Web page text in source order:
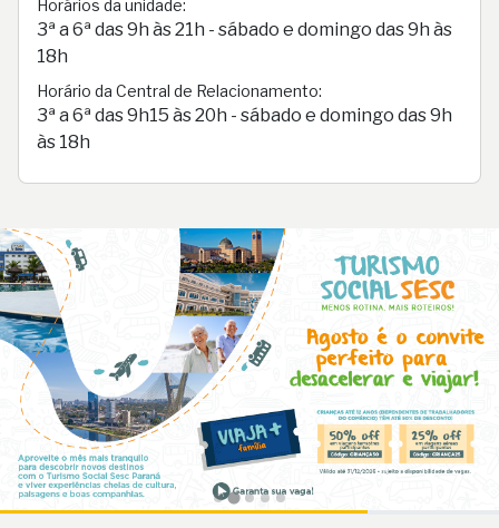
Horários da unidade:
3ª a 6ª das 9h às 21h - sábado e domingo das 9h às
18h
Horário da Central de Relacionamento:
3ª a 6ª das 9h15 às 20h - sábado e domingo das 9h
às 18h